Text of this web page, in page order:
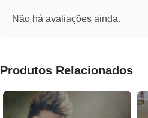
Não há avaliações ainda.
Produtos Relacionados